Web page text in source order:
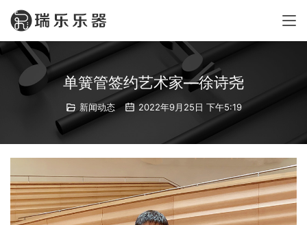
单簧管签约艺术家—徐诗尧
新闻动态 2022年9月25日 下午5:19